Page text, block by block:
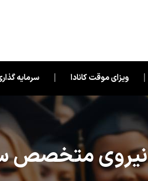
ویزای موقت کانادا سرمایه
نیروی متخصص